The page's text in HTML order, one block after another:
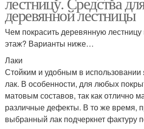
деревянной лестницы
Чем покрасить деревянную
этаж? Варианты ниже…
Лаки
Стойким и удобным в использовании
лак. В особенности, для любых
матовым составов, так как отлично
различные дефекты. В то же время,
выбранный лак подчеркнет фактуру